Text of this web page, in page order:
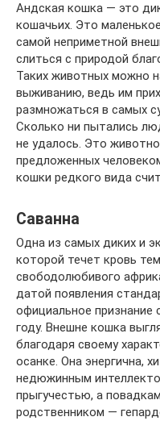
Андская кошка — это
кошачьих. Это
самой неприметной
слиться с природой
Таких животных можно
выживанию, ведь им
размножаться в самых
Сколько ни пытались
не удалось. Это
предложенных
кошки редкого вида
Саванна
Одна из самых диких и
которой течет кровь
свободолюбивого
датой появления
официальное признание
году. Внешне кошка
благодаря своему
осанке. Она энергична,
недюжинным
прыгучестью, а
родственником —